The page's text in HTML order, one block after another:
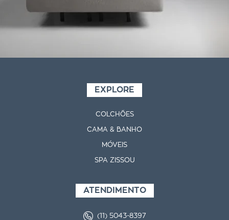
EXPLORE
COLCHÕES
CAMA & BANHO
MÓVEIS
SPA ZISSOU
ATENDIMENTO
(11) 5043-8397